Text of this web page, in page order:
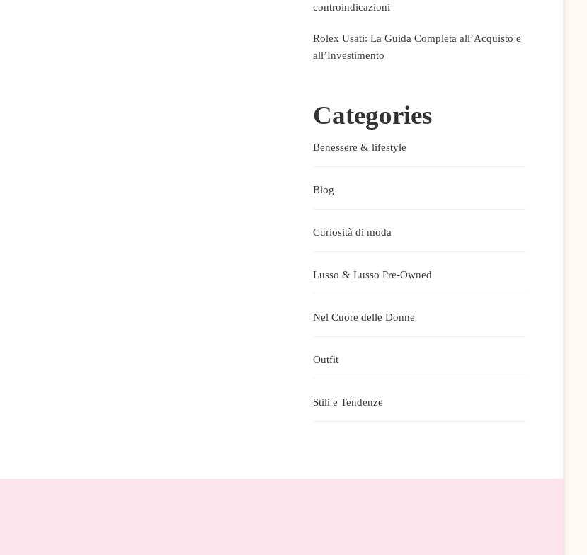
controindicazioni
Rolex Usati: La Guida Completa all’Acquisto e
all’Investimento
Categories
Benessere & lifestyle
Blog
Curiosità di moda
Lusso & Lusso Pre-Owned
Nel Cuore delle Donne
Outfit
Stili e Tendenze